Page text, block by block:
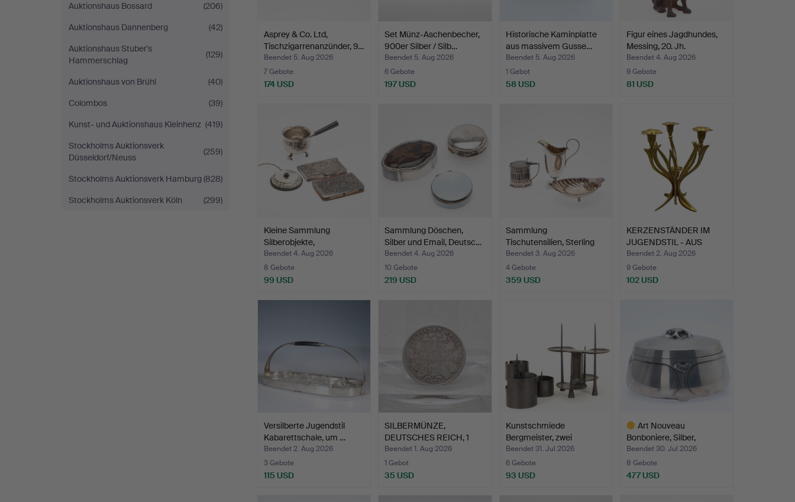
Auktionshaus Bossard
(206)
Auktionshaus Dannenberg
(42)
Auktionshaus Stuber's
Hammerschlag
(129)
Auktionshaus von Brühl
(40)
Colombos
(39)
Kunst- und Auktionshaus Kleinhenz (419)
Stockholms Auktionsverk
Düsseldorf/Neuss
(259)
Stockholms Auktionsverk Hamburg(828)
Stockholms Auktionsverk Köln
(299)
Asprey & Co. Ltd,
Tischzigarrenanzünder, 9…
Beendet 5. Aug 2026
7 Gebote
174 USD
Set Münz-Aschenbecher,
900er Silber / Silb…
Beendet 5. Aug 2026
6 Gebote
197 USD
Historische Kaminplatte
aus massivem Gusse…
Beendet 5. Aug 2026
1 Gebot
58 USD
Figur eines Jagdhundes,
Messing, 20. Jh.
Beendet 4. Aug 2026
9 Gebote
81 USD
Kleine Sammlung
Silberobjekte,
Deutschland…
Beendet 4. Aug 2026
8 Gebote
99 USD
Sammlung Döschen,
Silber und Email, Deutsc…
Beendet 4. Aug 2026
10 Gebote
219 USD
Sammlung
Tischutensilien, Sterling
Silber,…
Beendet 3. Aug 2026
4 Gebote
359 USD
KERZENSTÄNDER IM
JUGENDSTIL - AUS
MESSING …
Beendet 2. Aug 2026
9 Gebote
102 USD
Versilberte Jugendstil
Kabarettschale, um …
Beendet 2. Aug 2026
3 Gebote
115 USD
SILBERMÜNZE,
DEUTSCHES REICH, 1
MARK MÜNZE…
Beendet 1. Aug 2026
1 Gebot
35 USD
Kunstschmiede
Bergmeister, zwei
Kerzenleuc…
Beendet 31. Jul 2026
6 Gebote
93 USD
Art Nouveau
Bonboniere, Silber,
Stockholm,…
Beendet 30. Jul 2026
8 Gebote
477 USD